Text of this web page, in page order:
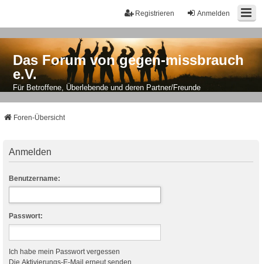
Anmelden
Registrieren
Das Forum von gegen-missbrauch
e.V.
Für Betroffene, Überlebende und deren Partner/Freunde
Foren-Übersicht
Anmelden
Benutzername:
Passwort:
Ich habe mein Passwort vergessen
Die Aktivierungs-E-Mail erneut senden